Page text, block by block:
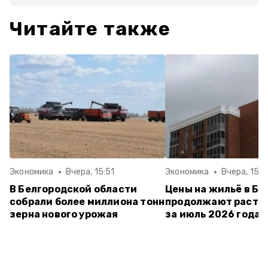
Читайте также
Экономика Вчера, 15:51
В Белгородской области
собрали более миллиона тонн
зерна нового урожая
Экономика Вчера,
Цены на жильё в
продолжают
за июль 2026 года